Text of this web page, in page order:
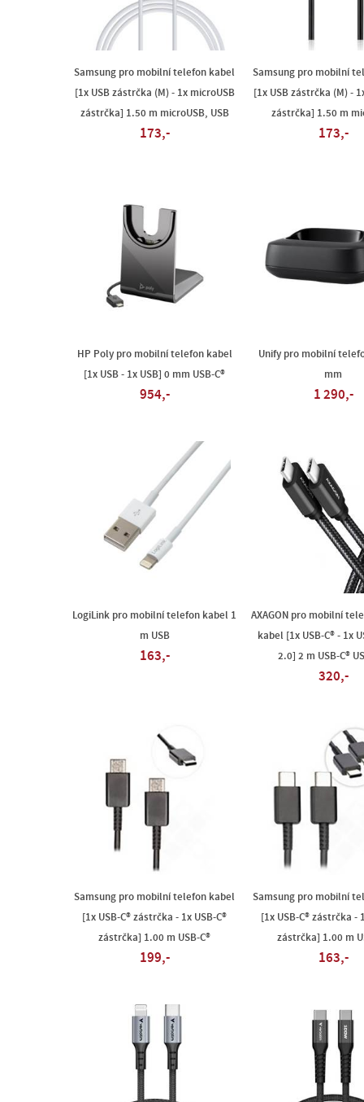
Samsung pro mobilní telefon kabel
[1x USB zástrčka (M) - 1x microUSB
zástrčka] 1.50 m microUSB, USB
173,-
Samsung pro mobilní
[1x USB zástrčka (M) -
zástrčka] 1.50 m
173,-
HP Poly pro mobilní telefon kabel
[1x USB - 1x USB] 0 mm USB-C®
954,-
Unify pro mobilní
mm
1 290,-
LogiLink pro mobilní telefon kabel 1
m USB
163,-
AXAGON pro mobilní
kabel [1x USB-C® - 1x
2.0] 2 m USB-C®
320,-
Samsung pro mobilní telefon kabel
[1x USB-C® zástrčka - 1x USB-C®
zástrčka] 1.00 m USB-C®
199,-
Samsung pro mobilní
[1x USB-C® zástrčka -
zástrčka] 1.00 m
163,-